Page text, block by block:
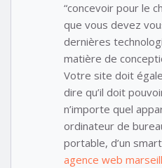
“concevoir pour le
que vous devez
dernières
matière de
Votre site doit
dire qu’il doit
n’importe quel
ordinateur de
portable, d’un
agence web